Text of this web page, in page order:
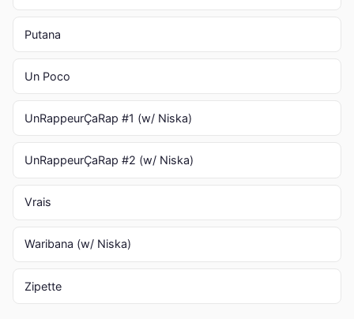
Putana
Un Poco
UnRappeurÇaRap #1 (w/ Niska)
UnRappeurÇaRap #2 (w/ Niska)
Vrais
Waribana (w/ Niska)
Zipette